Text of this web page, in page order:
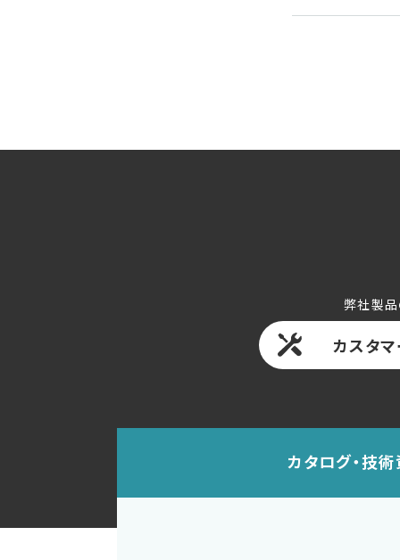
弊社製品
カスタ
カタログ・技